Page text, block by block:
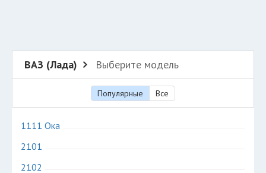
ВАЗ (Лада) Выберите модель
Популярные Все
1111 Ока
2101
2102